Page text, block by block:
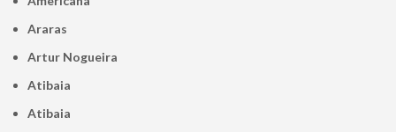
Araras
Artur Nogueira
Atibaia
Atibaia